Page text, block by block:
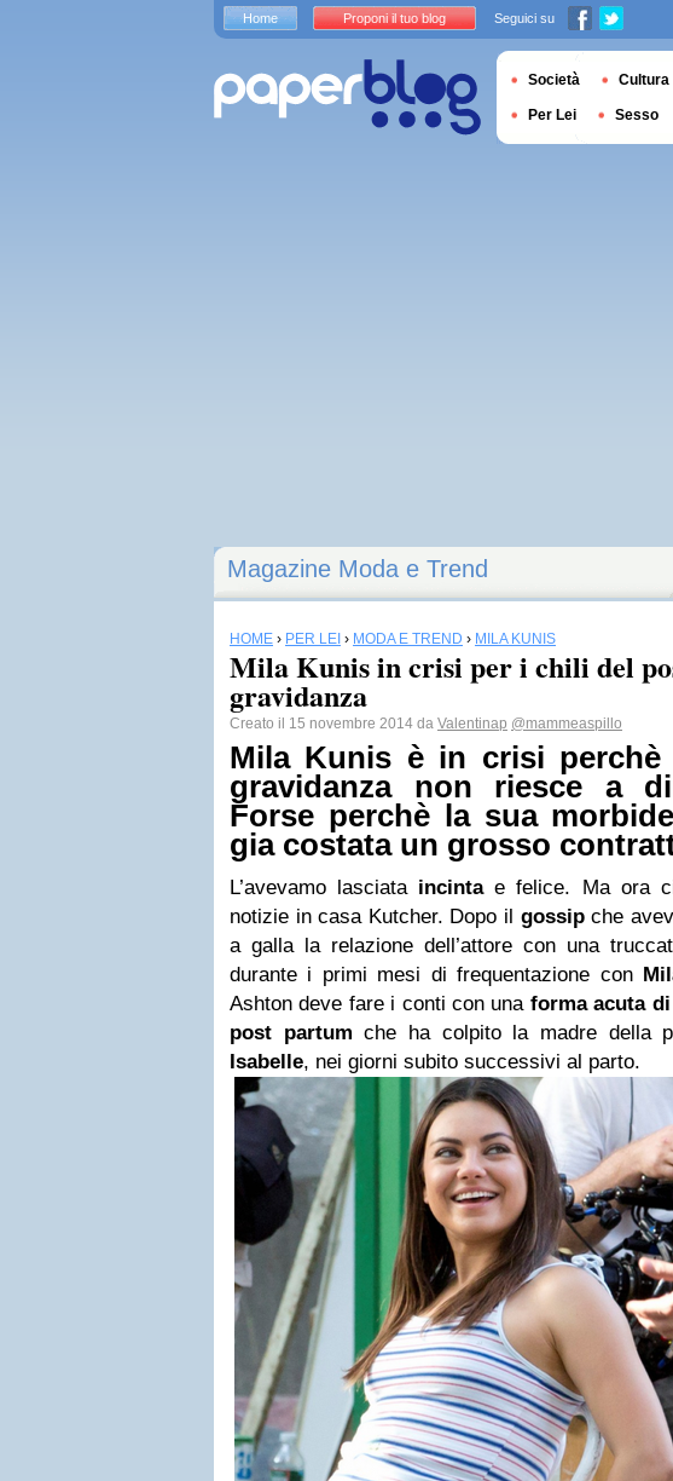
Magazine Moda e Trend
HOME › PER LEI › MODA E TREND › MILA KUNIS
Mila Kunis in crisi per i chili del
gravidanza
Creato il 15 novembre 2014 da Valentinap @mammeaspillo
Mila Kunis è in crisi perchè
gravidanza non riesce a
Forse perchè la sua
gia costata un grosso
L’avevamo lasciata incintae felice. Ma ora
notizie in casa Kutcher. Dopo il gossipche
a galla la relazione dell’attore con una
durante i primi mesi di frequentazione con
Ashton deve fare i conti con una forma acuta
post partum che ha colpito la madre della
Isabelle, nei giorni subito successivi al parto.
Home Proponi il tuo blog Seguici su
Società Cultura
Per Lei Sesso